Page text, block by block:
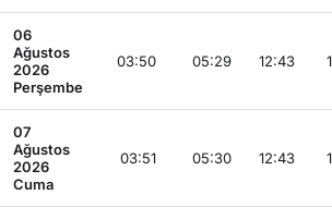
06
Ağustos
2026
Perşembe
03:50 05:29 12:43
07
Ağustos
2026
Cuma
03:51 05:30 12:43